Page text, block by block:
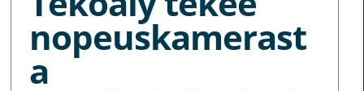
nopeuskamerast
a